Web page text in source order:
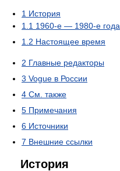
1 История
1.1 1960-е — 1980-е года
1.2 Настоящее время
2 Главные редакторы
3 Vogue в России
4 См. также
5 Примечания
6 Источники
7 Внешние ссылки
История